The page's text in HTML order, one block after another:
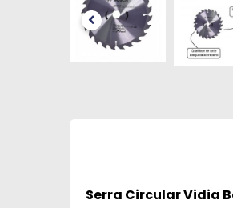
Serra Circular Vidia